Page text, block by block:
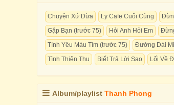
Chuyện Xứ Dừa Ly Cafe Cuối Cùng
Gặp Bạn (trước 75)
Hỏi Anh Hỏi Em
Tình Yêu Màu Tím (trước 75)
Đường Dài
Tình Thiên Thu
Biết Trả Lời Sao Lối Về
Album/playlist Thanh Phong